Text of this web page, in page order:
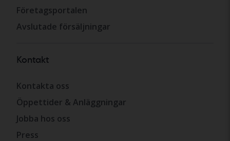
Företagsportalen
Avslutade försäljningar
Kontakt
Kontakta oss
Öppettider & Anläggningar
Jobba hos oss
Press